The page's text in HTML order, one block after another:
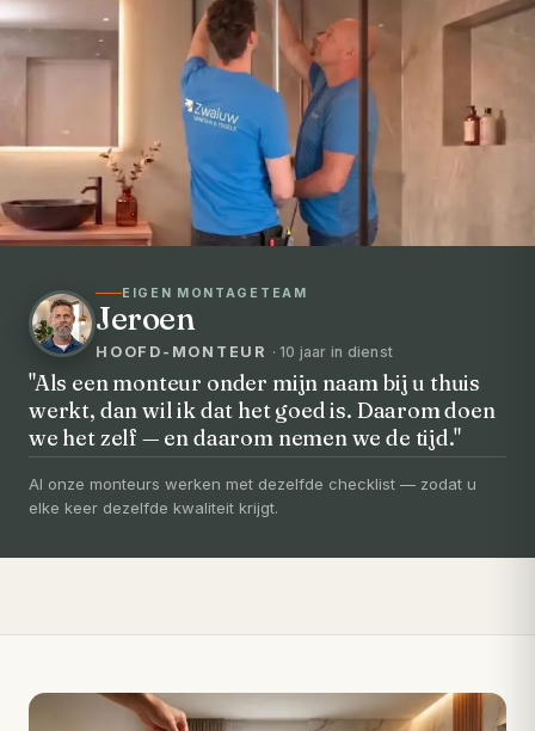
EIGEN MONTAGETEAM
Jeroen
HOOFD-MONTEUR · 10 jaar in dienst
"Als een monteur onder mijn naam bij u thuis
werkt, dan wil ik dat het goed is. Daarom doen
we het zelf — en daarom nemen we de tijd."
Al onze monteurs werken met dezelfde checklist — zodat u
elke keer dezelfde kwaliteit krijgt.
VOORHEEN → NA
Uw badkamer, volledig vernieuwd in
3-5 dagen
levertijd van slechts 4 weken.